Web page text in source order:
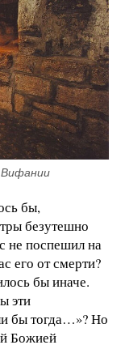
Вифании
бы,
безутешно
не поспешил на
его от смерти?
бы иначе.
эти
бы тогда…»? Но
Божией